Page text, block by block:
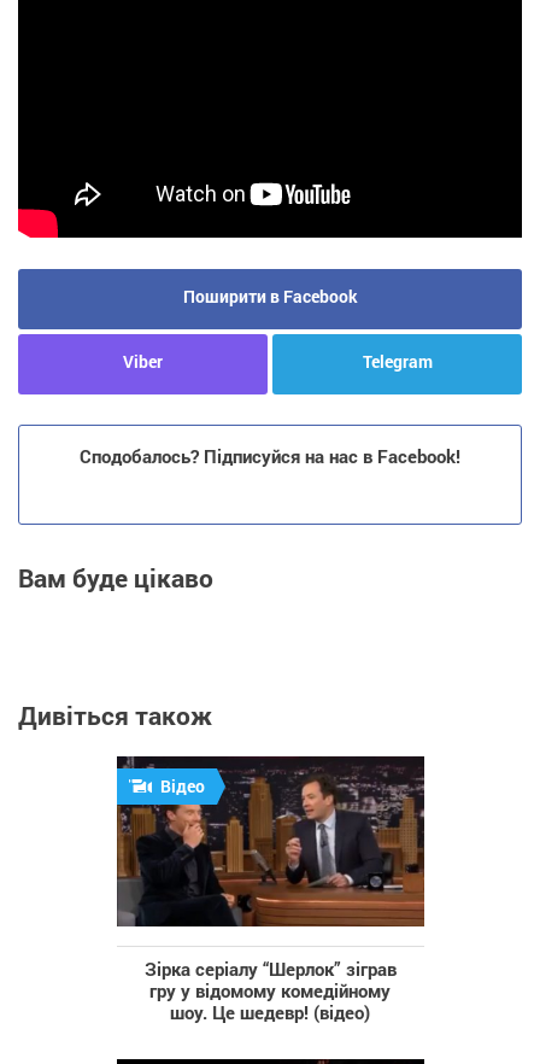
Поширити в Facebook
Viber Telegram
Сподобалось? Підписуйся на нас в Facebook!
Вам буде цікаво
Дивіться також
Відео
Зірка серіалу “Шерлок” зіграв
гру у відомому комедійному
шоу. Це шедевр! (відео)